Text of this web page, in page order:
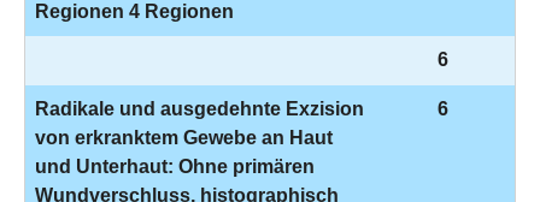
Regionen 4 Regionen
6
Radikale und ausgedehnte Exzision
von erkranktem Gewebe an Haut
und Unterhaut: Ohne primären
Wundverschluss, histographisch
6